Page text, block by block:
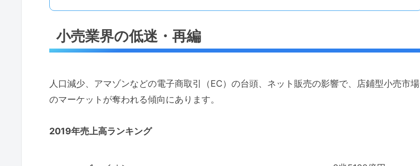
小売業界の低迷・再編
人口減少、アマゾンなどの電子商取引（EC）の台頭、ネット販売の影響で、店鋪型小売市場
のマーケットが奪われる傾向にあります。
2019年売上高ランキング